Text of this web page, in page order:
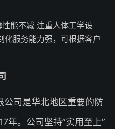
能不减 注重人体工学设
服务能力强，可根据客户
公司是华北地区重要的防
年。公司坚持”实用至上”